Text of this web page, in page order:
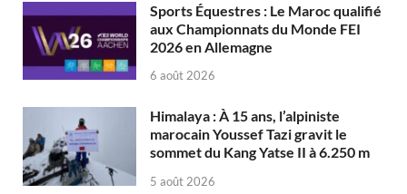
Sports Équestres : Le Maroc qualifié
aux Championnats du Monde FEI
2026 en Allemagne
6 août 2026
Himalaya : À 15 ans, l’alpiniste
marocain Youssef Tazi gravit le
sommet du Kang Yatse II à 6.250 m
5 août 2026